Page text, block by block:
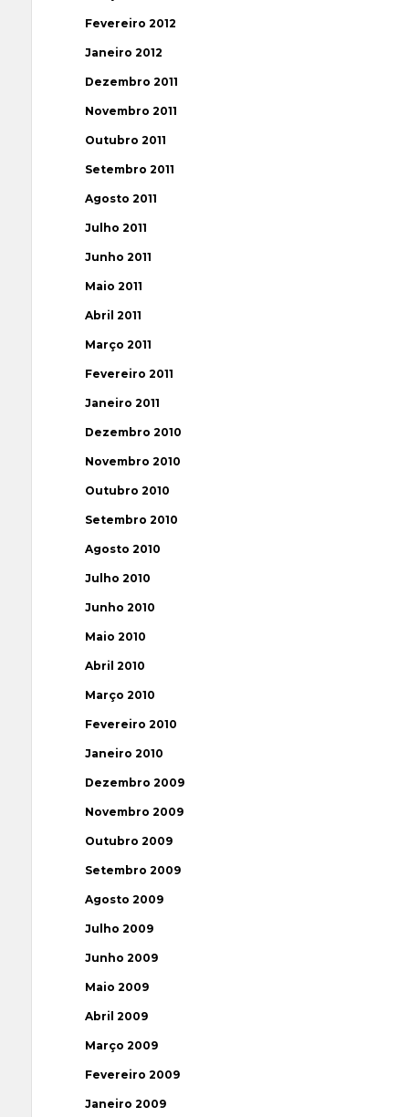
Fevereiro 2012
Janeiro 2012
Dezembro 2011
Novembro 2011
Outubro 2011
Setembro 2011
Agosto 2011
Julho 2011
Junho 2011
Maio 2011
Abril 2011
Março 2011
Fevereiro 2011
Janeiro 2011
Dezembro 2010
Novembro 2010
Outubro 2010
Setembro 2010
Agosto 2010
Julho 2010
Junho 2010
Maio 2010
Abril 2010
Março 2010
Fevereiro 2010
Janeiro 2010
Dezembro 2009
Novembro 2009
Outubro 2009
Setembro 2009
Agosto 2009
Julho 2009
Junho 2009
Maio 2009
Abril 2009
Março 2009
Fevereiro 2009
Janeiro 2009